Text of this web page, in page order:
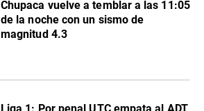
Chupaca vuelve a temblar a las 11:05
de la noche con un sismo de
magnitud 4.3